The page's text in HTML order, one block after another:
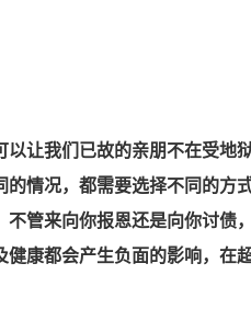
我们已故的亲朋不在受地
的情况，都需要选择不同的方式
不管来向你报恩还是向你讨债
健康都会产生负面的影响，在